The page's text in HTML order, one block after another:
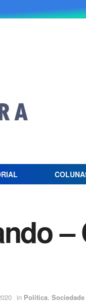
in Política, Sociedade